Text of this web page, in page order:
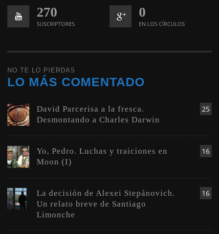
270
SUSCRIPTORES
0
EN LOS CÍRCULOS
NO TE LO PIERDAS
LO MÁS COMENTADO
25
David Parcerisa a la fresca.
Desmontando a Charles Darwin
16
Yo, Pedro. Luchas y traiciones en
Moon (I)
16
La decisión de Alexei Stepánovich.
Un relato breve de Santiago
Limonche